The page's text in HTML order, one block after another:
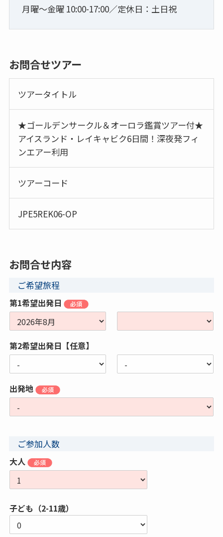
月曜～金曜 10:00-17:00／定休日：土日祝
お問合せツアー
ツアータイトル
★ゴールデンサークル＆オーロラ鑑賞ツアー付★
アイスランド・レイキャビク6日間！深夜発フィ
ンエアー利用
ツアーコード
JPE5REK06-OP
お問合せ内容
ご希望旅程
第1希望出発日
第2希望出発日【任意】
出発地
ご参加人数
大人
子ども（2-11歳）